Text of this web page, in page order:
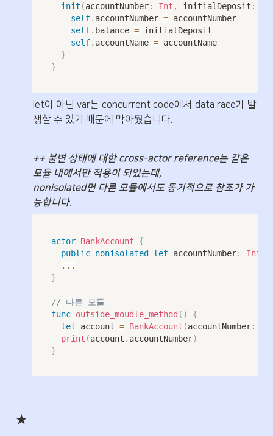
init (accountNumber: Int , initialDeposit :
self. accountNumber = accountNumber
self. balance = initialDeposit
self. accountName = accountName
}
}
let이 아닌 var는 concurrent code에서 data race가 발
생할 수 있기 때문에 막아뒀습니다.
++ 불변 상태에 대한 cross-actor reference는 같은
모듈 내에서만 적용이 되었는데,
nonisolated면 다른 모듈에서도 동기적으로 참조가 가
능합니다.
actor BankAccount
{
public nonisolated let accountNumber:
Int
...
}
// 다른 모듈
func outside_moudle_method ( )
{
let account = BankAccount (accountNumber:
print (account . accountNumber)
}
★